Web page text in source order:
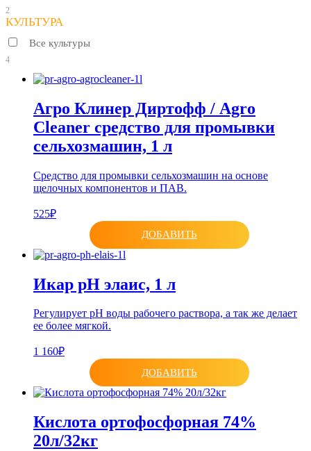
2
КУЛЬТУРА
Все культуры
4
Агро Клинер Диртофф / Agro
Cleaner cредство для промывки
сельхозмашин, 1 л
Средство для промывки сельхозмашин на основе
щелочных компонентов и ПАВ.
525₽
ДОБАВИТЬ
Икар pH элаис, 1 л
Регулирует рН воды рабочего раствора, а так же делает
ее более мягкой.
1 160₽
ДОБАВИТЬ
Кислота ортофосфорная 74%
20л/32кг